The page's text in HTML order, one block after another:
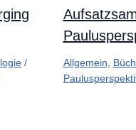
/
Allgemein